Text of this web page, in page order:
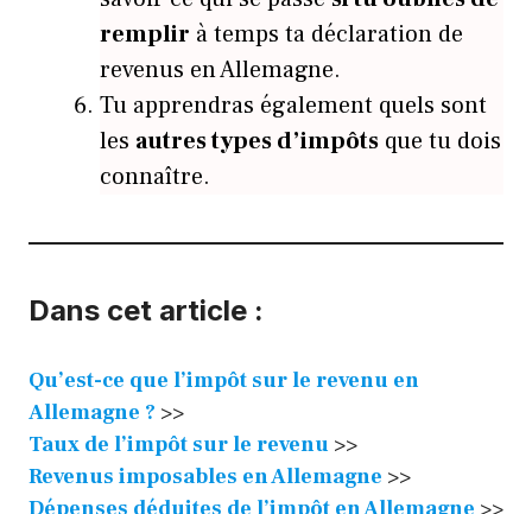
remplir à temps ta déclaration de
revenus en Allemagne.
Tu apprendras également quels sont
les autres types d’impôts que tu dois
connaître.
Dans cet article :
Qu’est-ce que l’impôt sur le revenu en
Allemagne ? >>
Taux de l’impôt sur le revenu >>
Revenus imposables en Allemagne >>
Dépenses déduites de l’impôt en Allemagne >>